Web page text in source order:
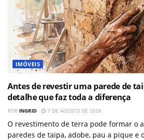
IMÓVEIS
Antes de revestir uma parede de
detalhe que faz toda a diferença
POR INGRID 7 DE AGOSTO DE 2026
O revestimento de terra pode formar o
paredes de taipa, adobe, pau a pique e